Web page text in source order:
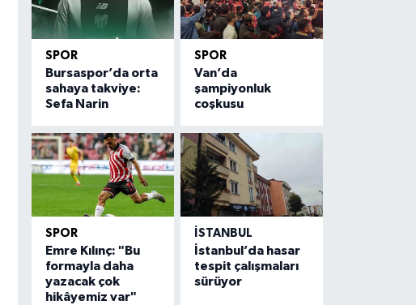
SPOR
Bursaspor’da orta
sahaya takviye:
Sefa Narin
SPOR
Van’da
şampiyonluk
coşkusu
SPOR
Emre Kılınç: "Bu
formayla daha
yazacak çok
hikâyemiz var"
İSTANBUL
İstanbul’da hasar
tespit çalışmaları
sürüyor